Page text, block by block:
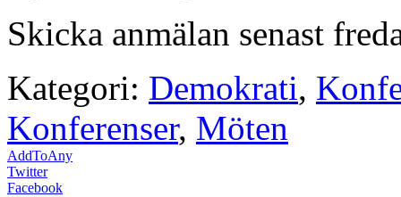
Skicka anmälan senast
Kategori: Demokrati,
Konferenser, Möten
AddToAny
Twitter
Facebook